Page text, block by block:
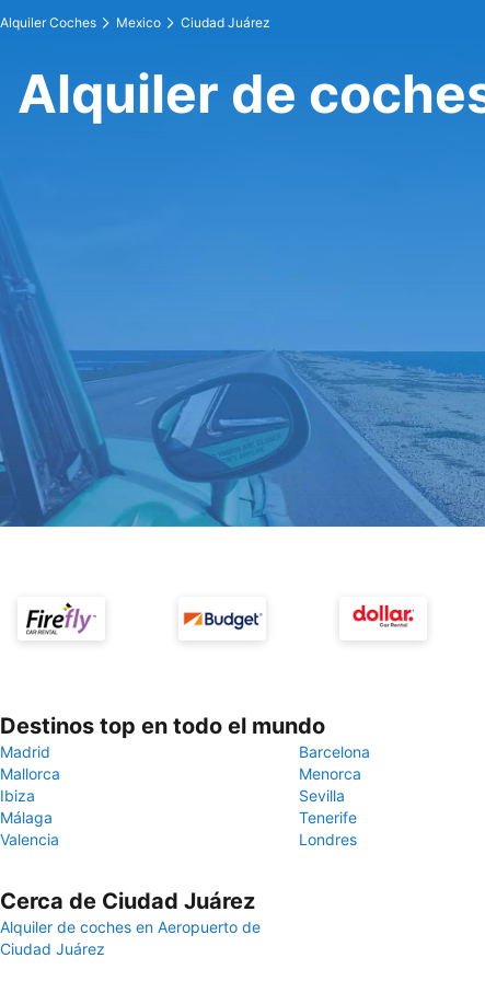
Alquiler Coches Mexico Ciudad Juárez
Alquiler de
Destinos top en todo el mundo
Madrid
Barcelona
Mallorca
Menorca
Ibiza
Sevilla
Málaga
Tenerife
Valencia
Londres
Cerca de Ciudad Juárez
Alquiler de coches en Aeropuerto de
Ciudad Juárez